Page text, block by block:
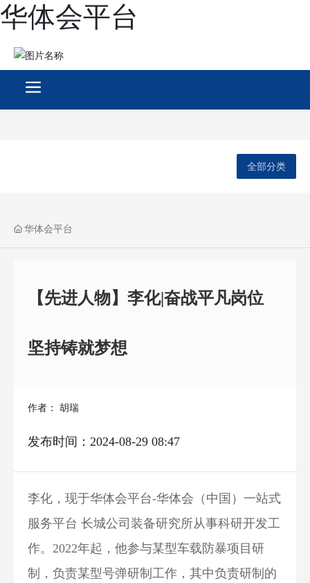
华体会平台
全部分类
华体会平台
【先进人物】李化|奋战平凡岗位
坚持铸就梦想
作者： 胡瑞
发布时间：2024-08-29 08:47
李化，现于华体会平台-华体会（中国）一站式
服务平台 长城公司装备研究所从事科研开发工
作。2022年起，他参与某型车载防暴项目研
制，负责某型号弹研制工作，其中负责研制的